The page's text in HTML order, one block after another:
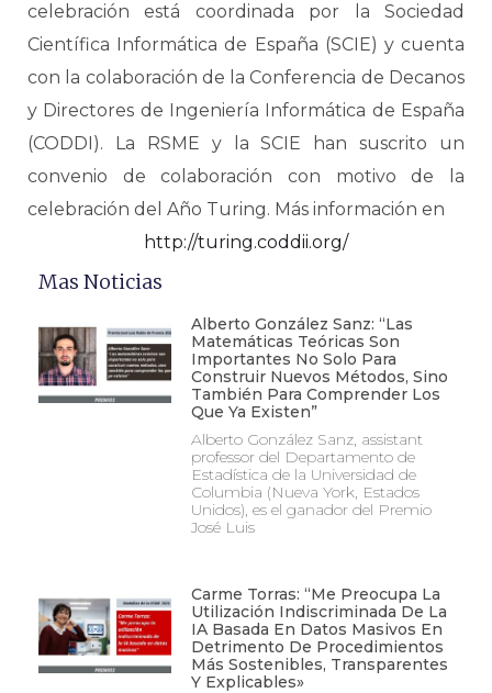
celebración está coordinada por la Sociedad
Científica Informática de España (SCIE) y cuenta
con la colaboración de la Conferencia de Decanos
y Directores de Ingeniería Informática de España
(CODDI). La RSME y la SCIE han suscrito un
convenio de colaboración con motivo de la
celebración del Año Turing. Más información en
http://turing.coddii.org/
Mas Noticias
Alberto González Sanz: “Las
Matemáticas Teóricas Son
Importantes No Solo Para
Construir Nuevos Métodos, Sino
También Para Comprender Los
Que Ya Existen”
Alberto González Sanz, assistant
professor del Departamento de
Estadística de la Universidad de
Columbia (Nueva York, Estados
Unidos), es el ganador del Premio
José Luis
Carme Torras: “Me Preocupa La
Utilización Indiscriminada De La
IA Basada En Datos Masivos En
Detrimento De Procedimientos
Más Sostenibles, Transparentes
Y Explicables»